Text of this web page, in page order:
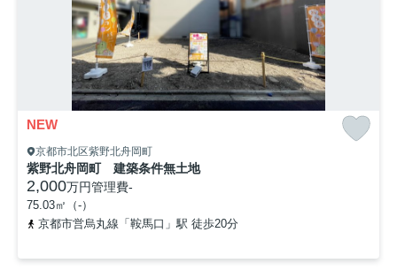
NEW
京都市北区紫野北舟岡町
紫野北舟岡町 建築条件無土地
2,000万円管理費-
75.03㎡（-）
京都市営烏丸線「鞍馬口」駅 徒歩20分